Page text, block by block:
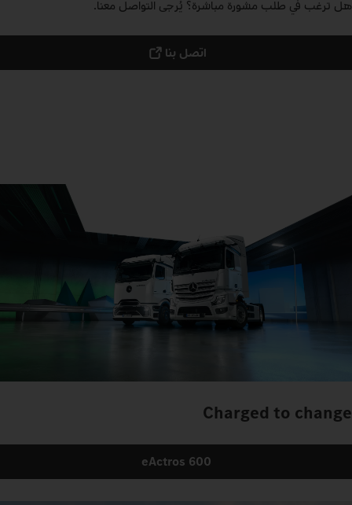
المشورة الشخصية والخدمة المتخصصة: ابحث هنا عن تاجر
هل ترغب في طلب مشورة مباشرة؟ يُرجى التواصل معنا.
اتصل بنا